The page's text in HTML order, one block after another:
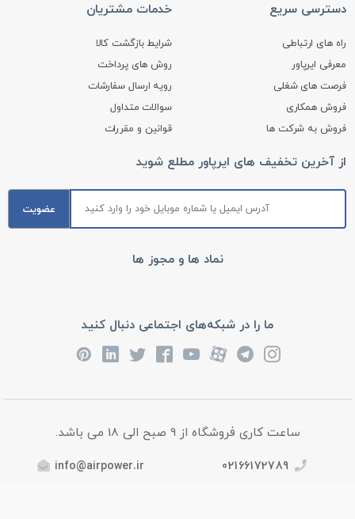
دسترسی سریع
راه های ارتباطی
معرفی ایرپاور
فرصت های شغلی
فروش همکاری
فروش به شرکت ها
خدمات مشتریان
شرایط بازگشت کالا
روش های پرداخت
رویه ارسال سفارشات
سوالات متداول
قوانین و مقررات
از آخرین تخفیف های ایرپاور مطلع شوید
عضویت
نماد ها و مجوز ها
ما را در شبکه‌های اجتماعی دنبال کنید
ساعت کاری فروشگاه از 9 صبح الی 18 می باشد.
02166172789
info@airpower.ir